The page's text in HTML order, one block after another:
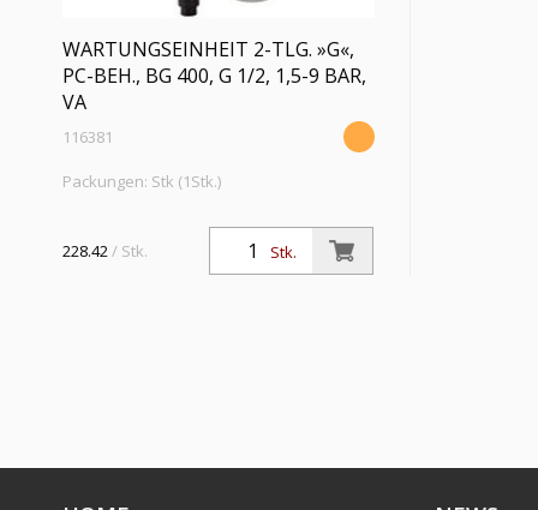
WARTUNGSEINHEIT 2-TLG. »G«,
PC-BEH., BG 400, G 1/2, 1,5-9 BAR,
VA
116381
Packungen: Stk (1Stk.)
u. Schutzkorb, 5 µm, BG 400, G 1/2, PE max.
10 bar, Regelbereich 1,5 - 9 bar, Ablass VA
Stk.
228.42/ Stk.